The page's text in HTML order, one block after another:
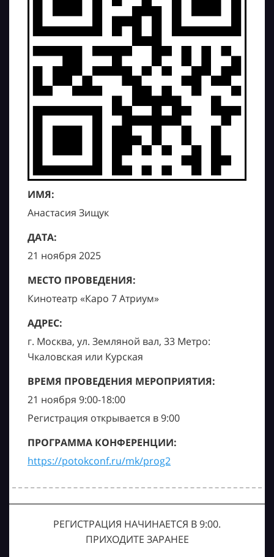
ИМЯ:
Анастасия Зищук
ДАТА:
21 ноября 2025
МЕСТО ПРОВЕДЕНИЯ:
Кинотеатр «Каро 7 Атриум»
АДРЕС:
г. Москва, ул. Земляной вал, 33 Метро:
Чкаловская или Курская
ВРЕМЯ ПРОВЕДЕНИЯ МЕРОПРИЯТИЯ:
21 ноября 9:00-18:00
Регистрация открывается в 9:00
ПРОГРАММА КОНФЕРЕНЦИИ:
https://potokconf.ru/mk/prog2
РЕГИСТРАЦИЯ НАЧИНАЕТСЯ В 9:00.
ПРИХОДИТЕ ЗАРАНЕЕ